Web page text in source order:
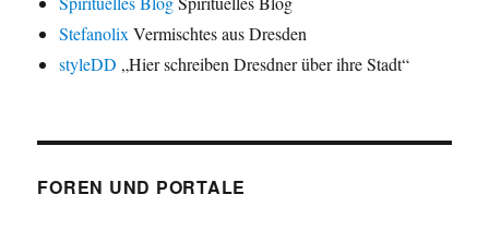
StefanolixVermischtes aus Dresden
styleDD „Hier schreiben Dresdner über ihre Stadt“
FOREN UND PORTALE